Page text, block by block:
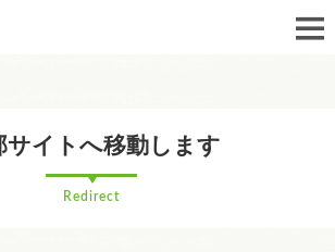
サイトへ移動します
Redirect